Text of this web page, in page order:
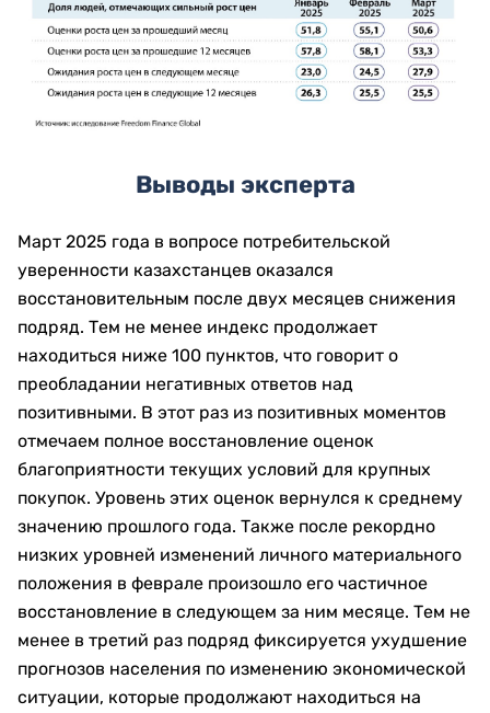
Выводы эксперта
Март 2025 года в вопросе потребительской
уверенности казахстанцев оказался
восстановительным после двух месяцев снижения
подряд. Тем не менее индекс продолжает
находиться ниже 100 пунктов, что говорит о
преобладании негативных ответов над
позитивными. В этот раз из позитивных моментов
отмечаем полное восстановление оценок
благоприятности текущих условий для крупных
покупок. Уровень этих оценок вернулся к среднему
значению прошлого года. Также после рекордно
низких уровней изменений личного материального
положения в феврале произошло его частичное
восстановление в следующем за ним месяце. Тем не
менее в третий раз подряд фиксируется ухудшение
прогнозов населения по изменению экономической
ситуации, которые продолжают находиться на